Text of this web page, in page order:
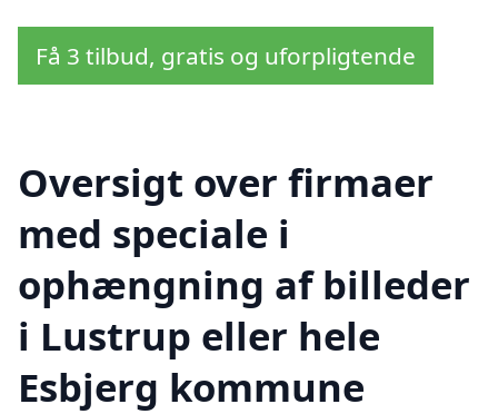
Få 3 tilbud, gratis og uforpligtende
Oversigt over firmaer
med speciale i
ophængning af billeder
i Lustrup eller hele
Esbjerg kommune